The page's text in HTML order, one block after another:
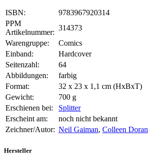
ISBN:
9783967920314
PPM
Artikelnummer:
314373
Warengruppe:
Comics
Einband:
Hardcover
Seitenzahl:
64
Abbildungen:
farbig
Format:
32 x 23 x 1,1 cm (HxBxT)
Gewicht:
700 g
Erschienen bei:
Splitter
Erscheint am:
noch nicht bekannt
Zeichner/Autor: Neil Gaiman, Colleen Doran
Hersteller